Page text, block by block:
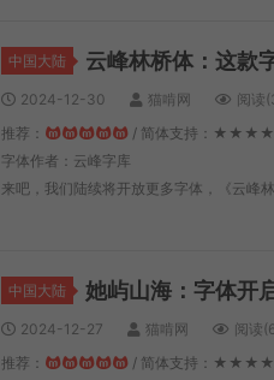
中国大陆 云峰林桥体：这款
2024-12-30 猫啃网 阅读
推荐：
/ 简体支持：
字体作者：云峰字库
来吧，我们陆续将开放更多字体，《云峰
中国大陆 她屿山海：字体开
2024-12-27 猫啃网 阅读
推荐：
/ 简体支持：